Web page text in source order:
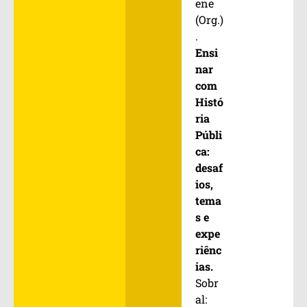
ene
(Org.)
.
Ensi
nar
com
Histó
ria
Públi
ca:
desaf
ios,
tema
s e
expe
riênc
ias.
Sobr
al: